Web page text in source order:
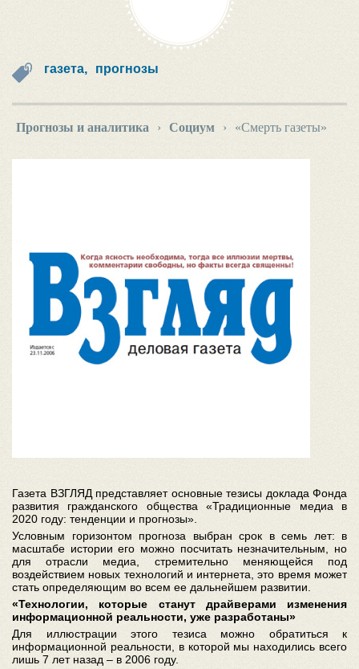
газета, прогнозы
Прогнозы и аналитика › Социум › «Смерть газеты»
Газета ВЗГЛЯД представляет основные тезисы доклада Фонда
развития гражданского общества «Традиционные медиа в
2020 году: тенденции и прогнозы».
Условным горизонтом прогноза выбран срок в семь лет: в
масштабе истории его можно посчитать незначительным, но
для отрасли медиа, стремительно меняющейся под
воздействием новых технологий и интернета, это время может
стать определяющим во всем ее дальнейшем развитии.
«Технологии, которые станут драйверами изменения
информационной реальности, уже разработаны»
Для иллюстрации этого тезиса можно обратиться к
информационной реальности, в которой мы находились всего
лишь 7 лет назад – в 2006 году.